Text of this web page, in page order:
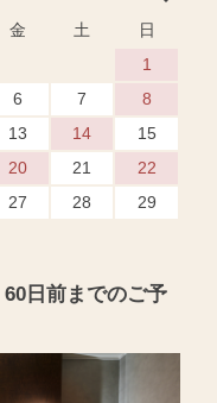
金 土
日
1
6 7
8
13 14
15
20 21
22
27 28
29
60日前までのご予